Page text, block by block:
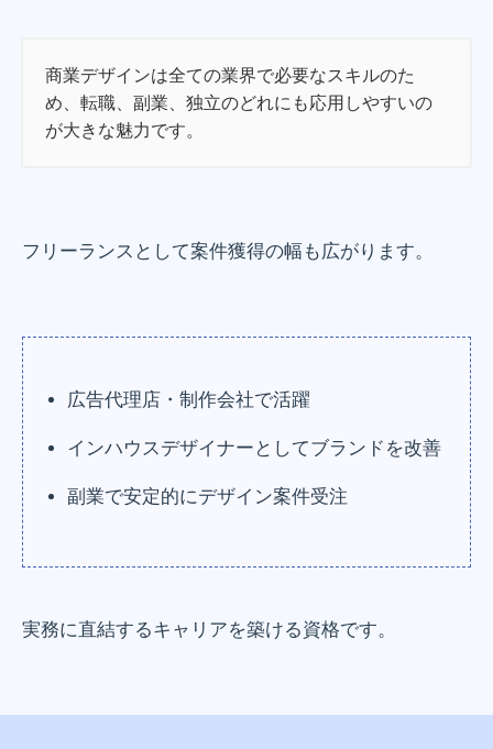
商業デザインは全ての業界で必要なスキルのた
め、転職、副業、独立のどれにも応用しやすいの
が大きな魅力です。
フリーランスとして案件獲得の幅も広がります。
広告代理店・制作会社で活躍
インハウスデザイナーとしてブランドを改善
副業で安定的にデザイン案件受注
実務に直結するキャリアを築ける資格です。